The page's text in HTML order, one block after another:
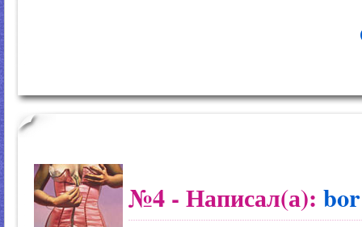
№4 - Написал(а): bor